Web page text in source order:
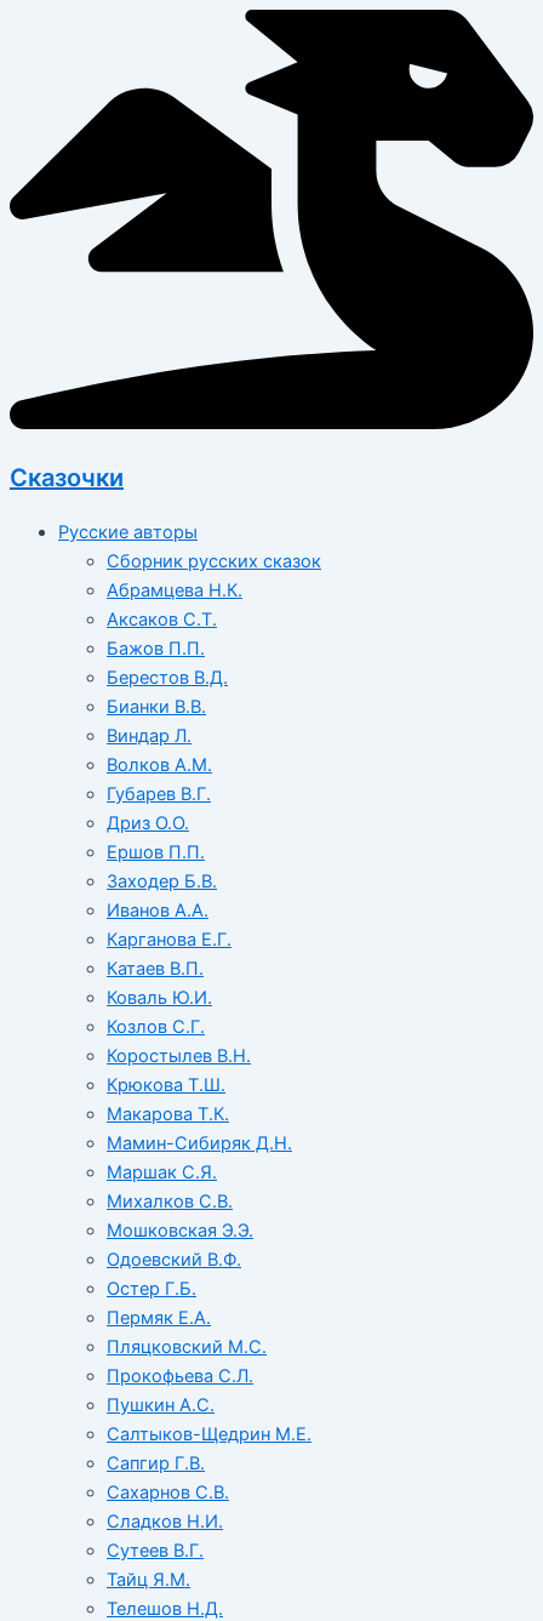
Сказочки
Русские авторы
Сборник русских сказок
Абрамцева Н.К.
Аксаков С.Т.
Бажов П.П.
Берестов В.Д.
Бианки В.В.
Виндар Л.
Волков А.М.
Губарев В.Г.
Дриз О.О.
Ершов П.П.
Заходер Б.В.
Иванов А.А.
Карганова Е.Г.
Катаев В.П.
Коваль Ю.И.
Козлов С.Г.
Коростылев В.Н.
Крюкова Т.Ш.
Макарова Т.К.
Мамин-Сибиряк Д.Н.
Маршак С.Я.
Михалков С.В.
Мошковская Э.Э.
Одоевский В.Ф.
Остер Г.Б.
Пермяк Е.А.
Пляцковский М.С.
Прокофьева С.Л.
Пушкин А.С.
Салтыков-Щедрин М.Е.
Сапгир Г.В.
Сахарнов С.В.
Сладков Н.И.
Сутеев В.Г.
Тайц Я.М.
Телешов Н.Д.